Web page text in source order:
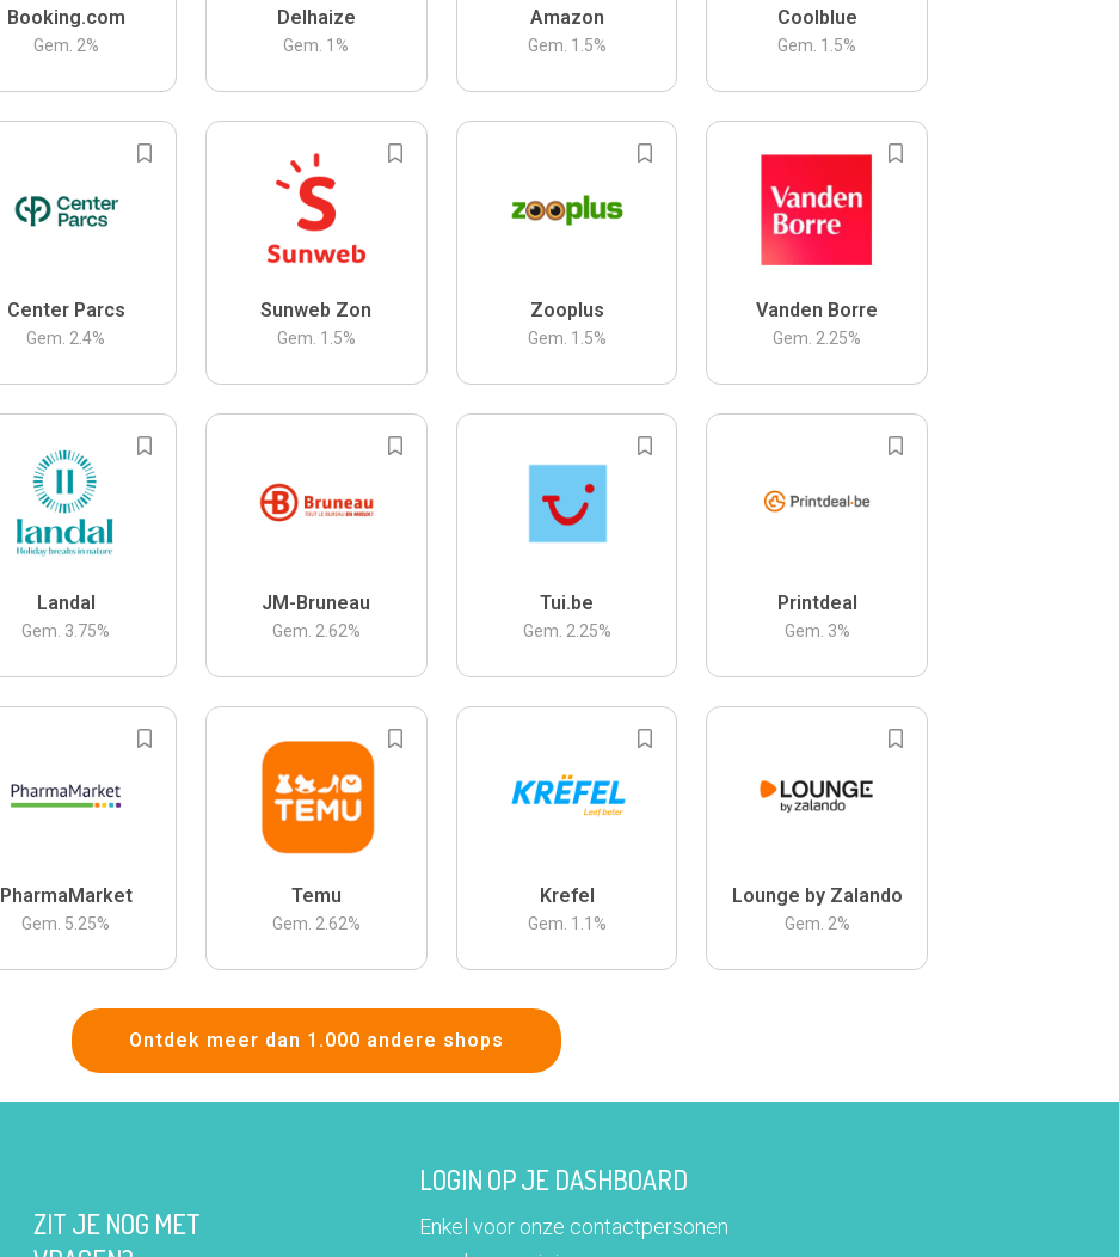
Booking.com
Gem. 2%
Delhaize
Gem. 1 %
Amazon
Gem. 1.5%
Coolblue
Gem. 1.5%
Center Parcs
Gem. 2.4%
Sunweb Zon
Gem. 1.5%
Zooplus
Gem. 1.5%
Vanden Borre
Gem. 2.25%
Landal
Gem. 3.75%
JM-Bruneau
Gem. 2.62%
Tui.be
Gem. 2.25%
Printdeal
Gem. 3%
PharmaMarket
Gem. 5.25%
Temu
Gem. 2.62%
Krefel
Gem. 1.1 %
Lounge by Zalando
Gem. 2%
Ontdek meer dan 1.000 andere shops
ZIT JE NOG MET
LOGIN OP JE DASHBOARD
Enkel voor onze contactpersonen